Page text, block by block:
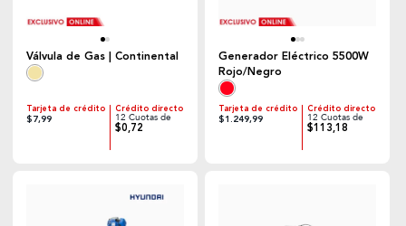
Válvula de Gas | Continental
Tarjeta de crédito
$7,99
Crédito directo
12 Cuotas de
$0,72
Generador Eléctrico 5500W
Rojo/Negro
Tarjeta de crédito
$1.249,99
Crédito directo
12 Cuotas de
$113,18